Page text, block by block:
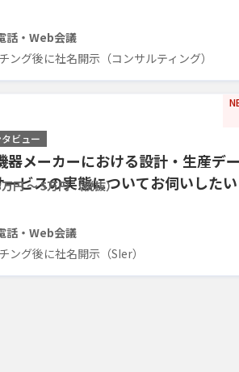
話・Web会議
ング後に社名開示（コンサルティング）
ビュー
器メーカーにおける設計・生産デ
ービスの実態についてお伺いしたい
円 〜 5万円 （税抜）
話・Web会議
ング後に社名開示（SIer）